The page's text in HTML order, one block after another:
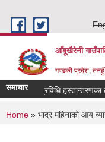
आँबूखैरेनी
गण्डकी प्रदेश,
समाचार प्रविधि हस्तान्तरणका
You are
Home » भाद्र महिनाको आय